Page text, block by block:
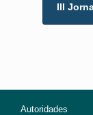
III
Autoridades